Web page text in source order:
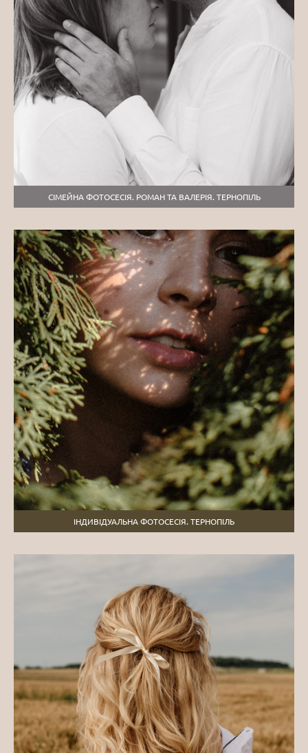
СІМЕЙНА ФОТОСЕСІЯ. РОМАН ТА ВАЛЕРІЯ. ТЕРНОПІЛЬ
ІНДИВІДУАЛЬНА ФОТОСЕСІЯ. ТЕРНОПІЛЬ